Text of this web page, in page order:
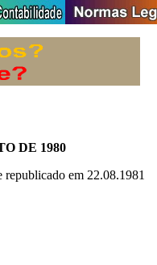
DE 1980
em 22.08.1981